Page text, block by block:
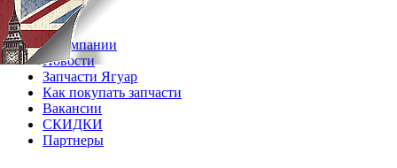
06.08.2026
О компании
Новости
Запчасти Ягуар
Как покупать запчасти
Вакансии
СКИДКИ
Партнеры